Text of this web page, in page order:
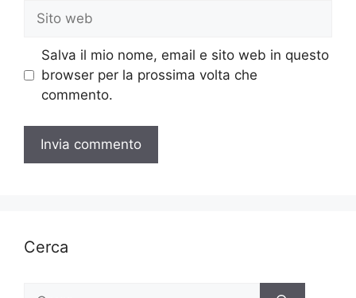
Sito
web
Salva il mio nome, email e sito web in questo
browser per la prossima volta che
commento.
Cerca